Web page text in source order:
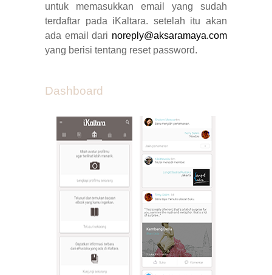
untuk memasukkan email yang sudah
terdaftar pada iKaltara. setelah itu akan
ada email dari noreply@aksaramaya.com
yang berisi tentang reset password.
Dashboard